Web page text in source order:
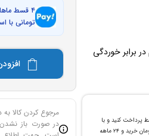
تومان خرید و طی ۴ قسط پرداخت کنید و با
اعتبار بانکی اسنپ‌پی تا ۱۰۰ میلیون تومان خرید و ۲۴ ماهه
۴ قسط ماهانه
تومانی با
مرجوع کردن کالا به
در صورت باز